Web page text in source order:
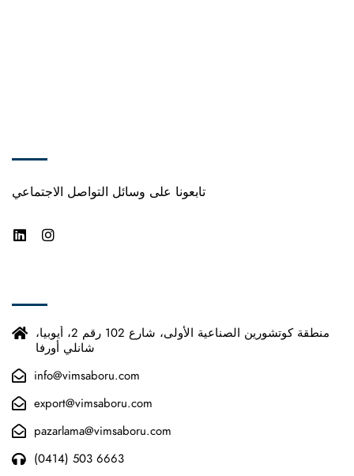
تابعونا على وسائل التواصل الاجتماعي
منطقة كوتشورين الصناعية الأولى، شارع 102 رقم 2، أيوبيا،
شانلي أورفا
info@vimsaboru.com
export@vimsaboru.com
pazarlama@vimsaboru.com
(0414) 503 6663